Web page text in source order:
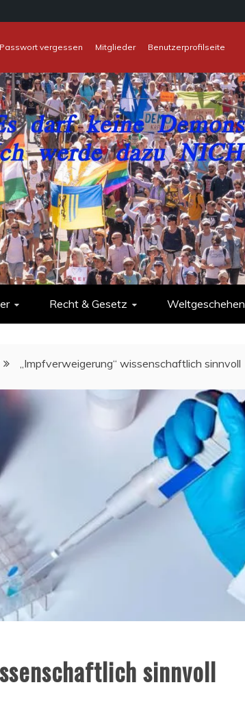
Passwort vergessen Mitglieder
Benutzerprofilseite
Recht & Gesetz Weltgeschehen
„Impfverweigerung“ wissenschaftlich sinnvoll
sinnvoll